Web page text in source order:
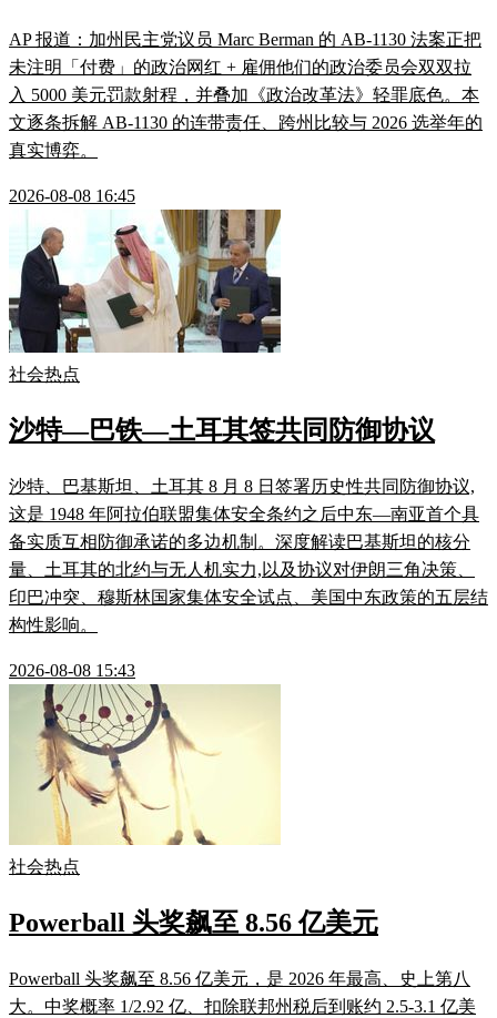
AP 报道：加州民主党议员 Marc Berman 的 AB-1130 法案正把
未注明「付费」的政治网红 + 雇佣他们的政治委员会双双拉
入 5000 美元罚款射程，并叠加《政治改革法》轻罪底色。本
文逐条拆解 AB-1130 的连带责任、跨州比较与 2026 选举年的
真实博弈。
2026-08-08 16:45
社会热点
沙特—巴铁—土耳其签共同防御协议
沙特、巴基斯坦、土耳其 8 月 8 日签署历史性共同防御协议,
这是 1948 年阿拉伯联盟集体安全条约之后中东—南亚首个具
备实质互相防御承诺的多边机制。深度解读巴基斯坦的核分
量、土耳其的北约与无人机实力,以及协议对伊朗三角决策、
印巴冲突、穆斯林国家集体安全试点、美国中东政策的五层结
构性影响。
2026-08-08 15:43
社会热点
Powerball 头奖飙至 8.56 亿美元
Powerball 头奖飙至 8.56 亿美元，是 2026 年最高、史上第八
大。中奖概率 1/2.92 亿、扣除联邦州税后到账约 2.5-3.1 亿美